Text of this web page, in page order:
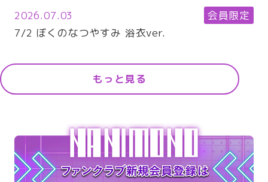
もっと見る
2026.07.03
会員限定
7/2 ぼくのなつやすみ 浴衣ver.